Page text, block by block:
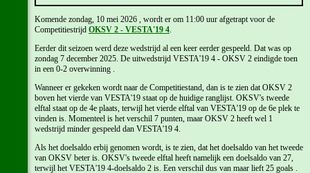
Komende zondag, 10 mei 2026 , wordt er om 11:00 uur afgetrapt voor de
Competitiestrijd OKSV 2 - VESTA'19 4.
Eerder dit seizoen werd deze wedstrijd al een keer eerder gespeeld. Dat was op
zondag 7 december 2025. De uitwedstrijd VESTA'19 4 - OKSV 2 eindigde toen
in een 0-2 overwinning .
Wanneer er gekeken wordt naar de Competitiestand, dan is te zien dat OKSV 2
boven het vierde van VESTA'19 staat op de huidige ranglijst. OKSV's tweede
elftal staat op de 4e plaats, terwijl het vierde elftal van VESTA'19 op de 6e plek te
vinden is. Momenteel is het verschil 7 punten, maar OKSV 2 heeft wel 1
wedstrijd minder gespeeld dan VESTA'19 4.
Als het doelsaldo erbij genomen wordt, is te zien, dat het doelsaldo van het tweede
van OKSV beter is. OKSV's tweede elftal heeft namelijk een doelsaldo van 27,
terwijl het VESTA'19 4-doelsaldo 2 is. Een verschil dus van maar lieft 25 goals .